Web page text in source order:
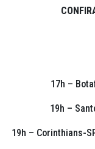
17h –
19h –
19h – Corinthians-